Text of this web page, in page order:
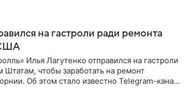
на гастроли ради ремонта
Илья Лагутенко отправился на гастроли
чтобы заработать на ремонт
Об этом стало известно Telegram-каналу